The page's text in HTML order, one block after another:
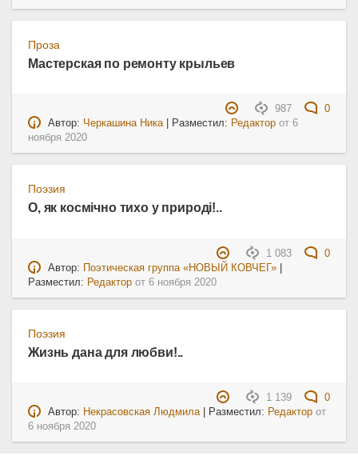
Проза
Мастерская по ремонту крыльев
987
0
Автор: Черкашина Ника| Разместил: Редактор от6
ноября 2020
Поэзия
О, як космічно тихо у природі!..
1 083
0
Автор: Поэтическая группа «НОВЫЙ КОВЧЕГ»
Разместил: Редактор от 6 ноября 2020
Поэзия
Жизнь дана для любви!..
1 139
0
Автор: Некрасовская Людмила| Разместил: Редактор от
6 ноября 2020